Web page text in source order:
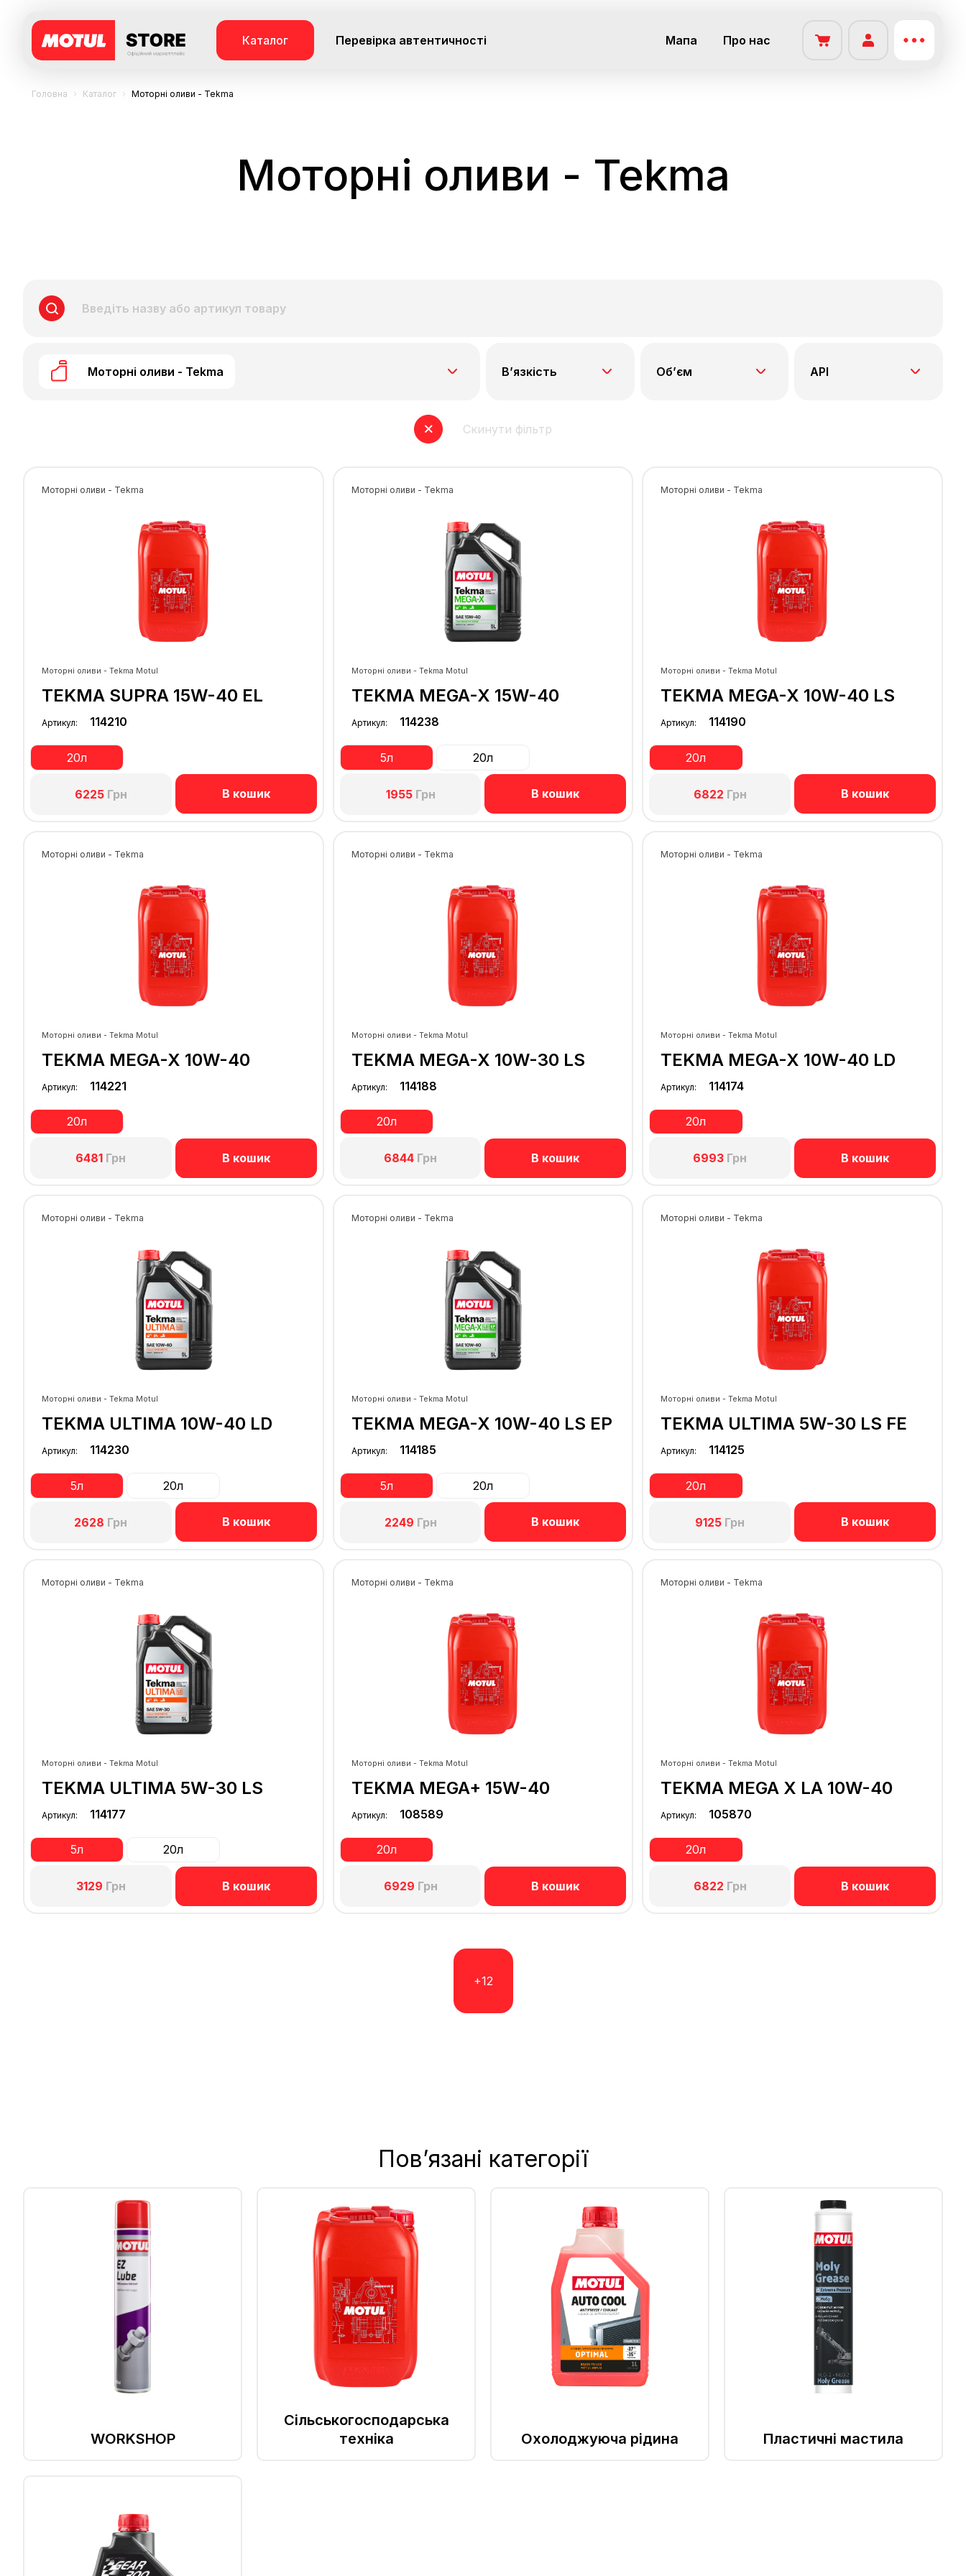
Каталог Перевірка автентичності Мапа Про нас
Головна Каталог Моторні оливи - Tekma
Моторні оливи - Tekma
Моторні оливи - Tekma В’язкість Об’єм API
Скинути фільтр
Моторні оливи - Tekma
Моторні оливи - Tekma Motul
TEKMA SUPRA 15W-40 EL
Артикул: 114210
20л
6225Грн В кошик
Моторні оливи - Tekma
Моторні оливи - Tekma Motul
TEKMA MEGA-X 15W-40
Артикул: 114238
5л 20л
1955Грн В кошик
Моторні оливи - Tekma
Моторні оливи - Tekma Motul
TEKMA MEGA-X 10W-40 LS
Артикул: 114190
20л
6822 Грн В кошик
Моторні оливи - Tekma
Моторні оливи - Tekma Motul
TEKMA MEGA-X 10W-40
Артикул: 114221
20л
6481 Грн В кошик
Моторні оливи - Tekma
Моторні оливи - Tekma Motul
TEKMA MEGA-X 10W-30 LS
Артикул: 114188
20л
6844 Грн В кошик
Моторні оливи - Tekma
Моторні оливи - Tekma Motul
TEKMA MEGA-X 10W-40 LD
Артикул: 114174
20л
6993 Грн В кошик
Моторні оливи - Tekma
Моторні оливи - Tekma Motul
TEKMA ULTIMA 10W-40 LD
Артикул: 114230
5л 20л
2628 Грн В кошик
Моторні оливи - Tekma
Моторні оливи - Tekma Motul
TEKMA MEGA-X 10W-40 LS EP
Артикул: 114185
5л 20л
2249 Грн В кошик
Моторні оливи - Tekma
Моторні оливи - Tekma Motul
TEKMA ULTIMA 5W-30 LS FE
Артикул: 114125
20л
9125 Грн В кошик
Моторні оливи - Tekma
Моторні оливи - Tekma Motul
TEKMA ULTIMA 5W-30 LS
Артикул: 114177
5л 20л
3129 Грн В кошик
Моторні оливи - Tekma
Моторні оливи - Tekma Motul
TEKMA MEGA+ 15W-40
Артикул: 108589
20л
6929 Грн В кошик
Моторні оливи - Tekma
Моторні оливи - Tekma Motul
TEKMA MEGA X LA 10W-40
Артикул: 105870
20л
6822 Грн В кошик
+12
Пов’язані категорії
WORKSHOP
Сільськогосподарська
техніка
Охолоджуюча рідина Пластичні мастила